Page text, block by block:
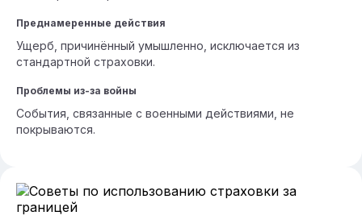
Преднамеренные действия
Ущерб, причинённый умышленно, исключается из
стандартной страховки.
Проблемы из-за войны
События, связанные с военными действиями, не
покрываются.